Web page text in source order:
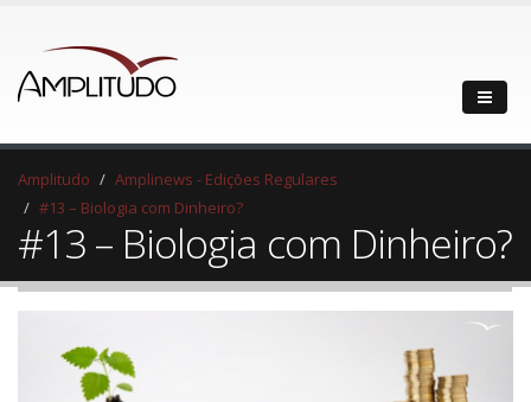
Amplitudo
Amplinews - Edições Regulares
#13 – Biologia com Dinheiro?
#13 – Biologia com Dinheiro?